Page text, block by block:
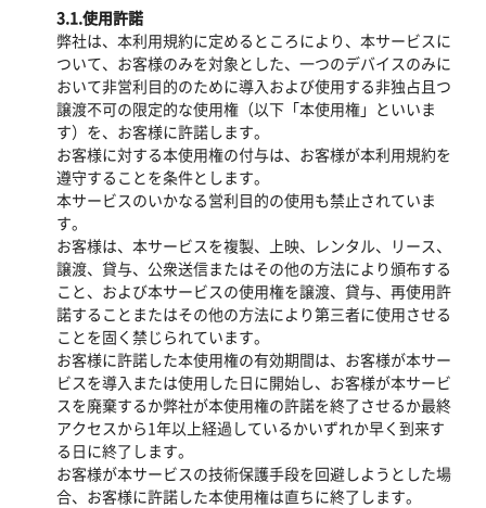
3.1.使用許諾
弊社は、本利用規約に定めるところにより、本サービスに
ついて、お客様のみを対象とした、一つのデバイスのみに
おいて非営利目的のために導入および使用する非独占且つ
譲渡不可の限定的な使用権（以下「本使用権」といいま
す）を、お客様に許諾します。
お客様に対する本使用権の付与は、お客様が本利用規約を
遵守することを条件とします。
本サービスのいかなる営利目的の使用も禁止されていま
す。
お客様は、本サービスを複製、上映、レンタル、リース、
譲渡、貸与、公衆送信またはその他の方法により頒布する
こと、および本サービスの使用権を譲渡、貸与、再使用許
諾することまたはその他の方法により第三者に使用させる
ことを固く禁じられています。
お客様に許諾した本使用権の有効期間は、お客様が本サー
ビスを導入または使用した日に開始し、お客様が本サービ
スを廃棄するか弊社が本使用権の許諾を終了させるか最終
アクセスから1年以上経過しているかいずれか早く到来す
る日に終了します。
お客様が本サービスの技術保護手段を回避しようとした場
合、お客様に許諾した本使用権は直ちに終了します。